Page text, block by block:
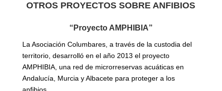
OTROS PROYECTOS SOBRE ANFIBIOS
“Proyecto AMPHIBIA”
La Asociación Columbares, a través de la custodia del
territorio, desarrolló en el año 2013 el proyecto
AMPHIBIA, una red de microrreservas acuáticas en
Andalucía, Murcia y Albacete para proteger a los